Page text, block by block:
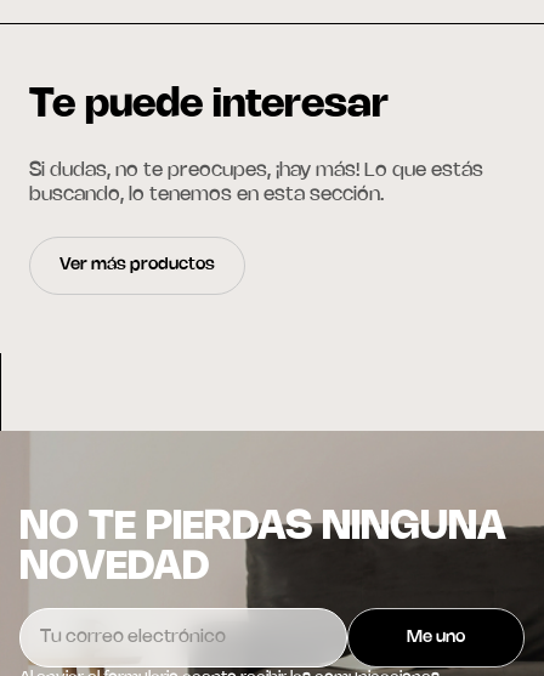
Te puede interesar
Si dudas, no te preocupes, ¡hay más! Lo que estás
buscando, lo tenemos en esta sección.
Ver más productos
NO TE PIERDAS NINGUNA
NOVEDAD